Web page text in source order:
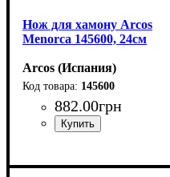
Нож для хамону Arcos
Menorca 145600, 24см
Arcos (Испания)
145600
882.00грн